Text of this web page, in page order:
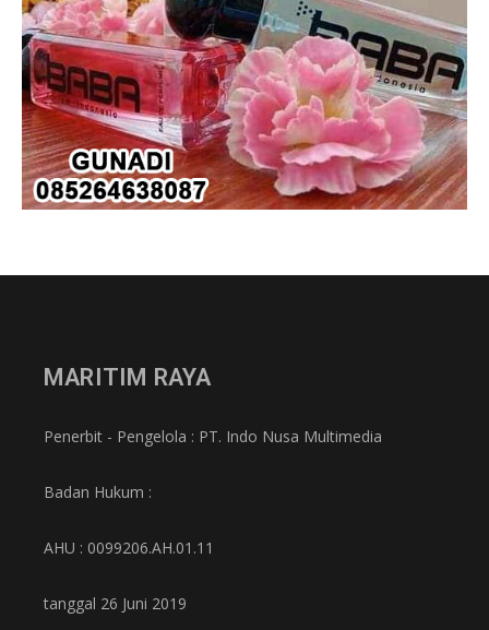
MARITIM RAYA
Penerbit - Pengelola : PT. Indo Nusa Multimedia
Badan Hukum :
AHU : 0099206.AH.01.11
tanggal 26 Juni 2019